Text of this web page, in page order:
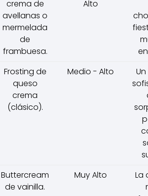
crema de
avellanas o
mermelada
de
frambuesa.
Alto
Frosting de
queso
crema
(clásico).
Medio - Alto
Buttercream
de vainilla.
Muy Alto
La